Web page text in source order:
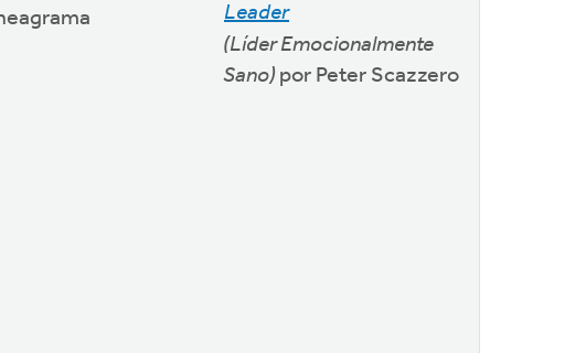
Leader
(Líder Emocionalmente
Sano) por Peter Scazzero